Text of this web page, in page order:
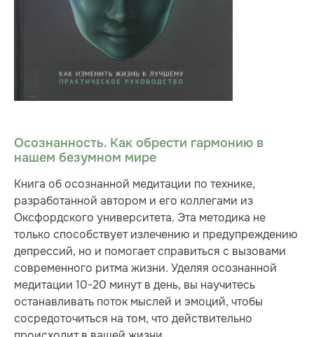
Осознанность. Как обрести гармонию в
нашем безумном мире
Книга об осознанной медитации по технике,
разработанной автором и его коллегами из
Оксфордского университета. Эта методика не
только способствует излечению и предупреждению
депрессий, но и помогает справиться с вызовами
современного ритма жизни. Уделяя осознанной
медитации 10-20 минут в день, вы научитесь
останавливать поток мыслей и эмоций, чтобы
сосредоточиться на том, что действительно